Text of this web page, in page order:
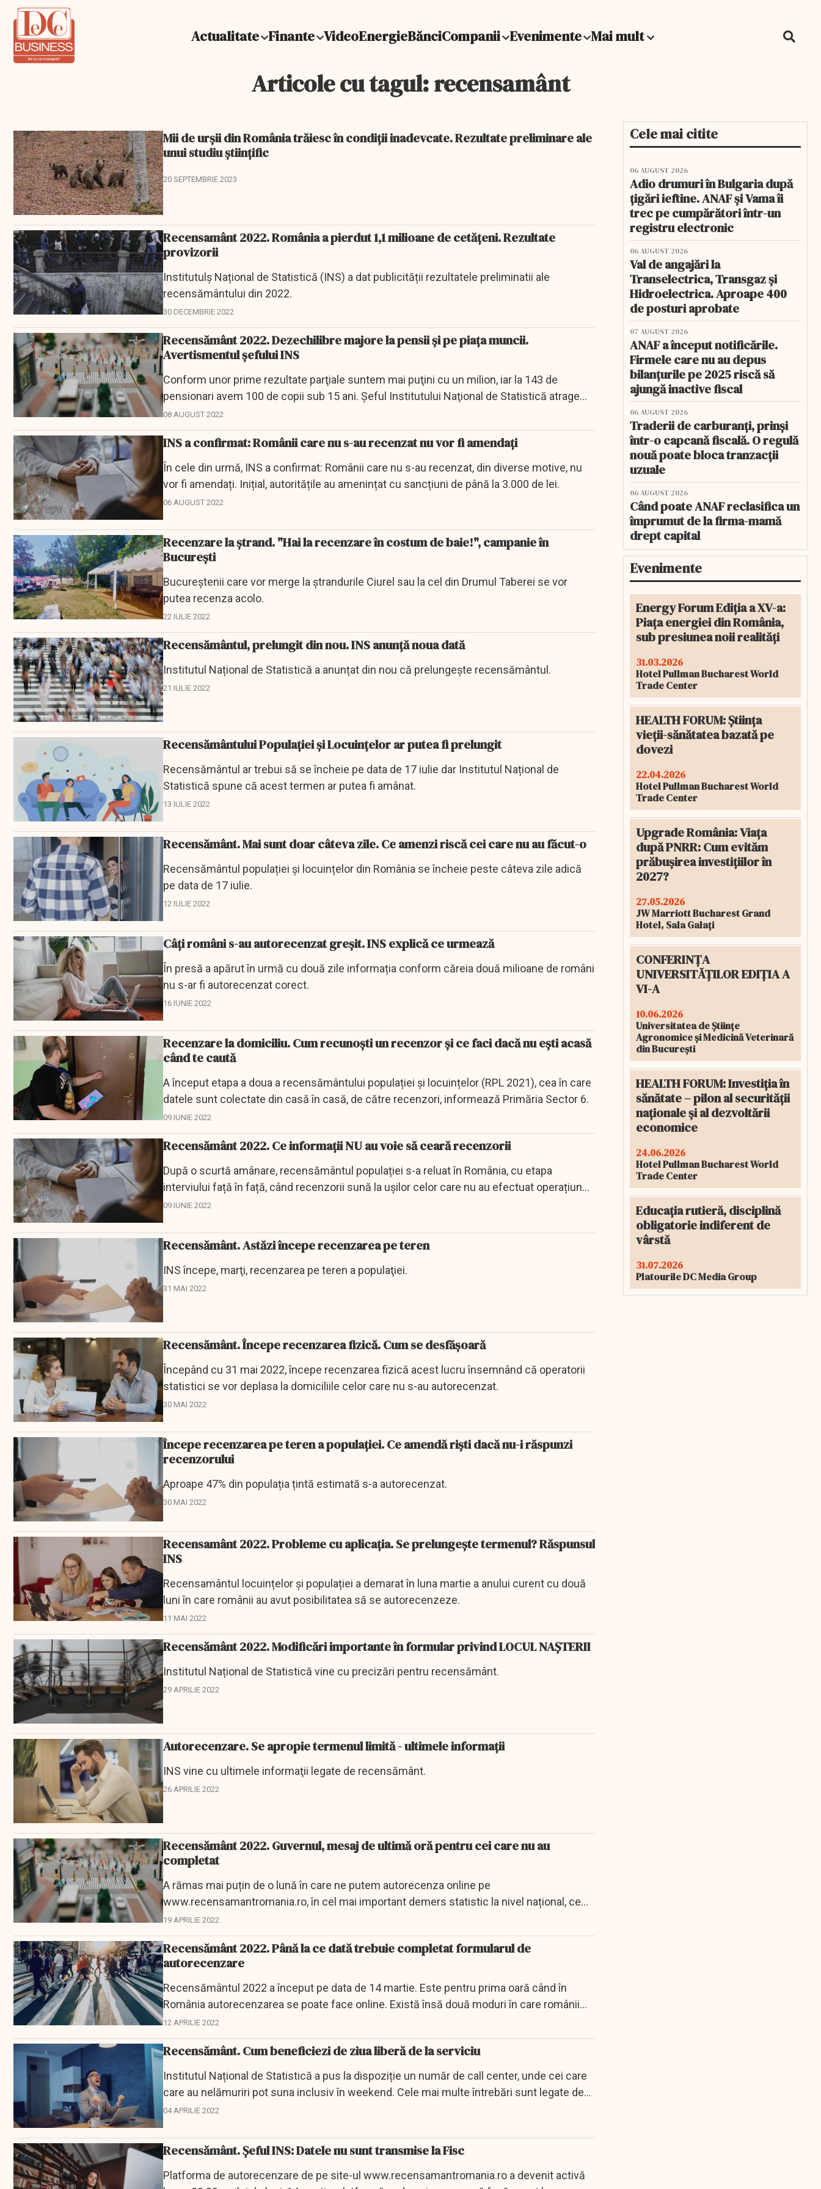
Actualitate Finante VideoEnergieBănciCompanii Evenimente Mai mult
Articole cu tagul: recensamânt
Mii de urșii din România trăiesc în condiții inadevcate. Rezultate preliminare ale
unui studiu științific
20 SEPTEMBRIE 2023
Recensamânt 2022. România a pierdut 1,1 milioane de cetățeni. Rezultate
provizorii
Institutulș Național de Statistică (INS) a dat publicității rezultatele preliminatii ale
recensământului din 2022.
30 DECEMBRIE 2022
Recensământ 2022. Dezechilibre majore la pensii şi pe piaţa muncii.
Avertismentul şefului INS
Conform unor prime rezultate parţiale suntem mai puţini cu un milion, iar la 143 de
pensionari avem 100 de copii sub 15 ani. Şeful Institutului Naţional de Statistică atrage
atenţia că vom...
08 AUGUST 2022
INS a confirmat: Românii care nu s-au recenzat nu vor fi amendați
În cele din urmă, INS a confirmat: Românii care nu s-au recenzat, din diverse motive, nu
vor fi amendați. Inițial, autoritățile au amenințat cu sancțiuni de până la 3.000 de lei.
06 AUGUST 2022
Recenzare la ştrand. "Hai la recenzare în costum de baie!", campanie în
Bucureşti
Bucureştenii care vor merge la ştrandurile Ciurel sau la cel din Drumul Taberei se vor
putea recenza acolo.
22 IULIE 2022
Recensământul, prelungit din nou. INS anunță noua dată
Institutul Național de Statistică a anunțat din nou că prelungește recensământul.
21 IULIE 2022
Recensământului Populaţiei şi Locuinţelor ar putea fi prelungit
Recensământul ar trebui să se încheie pe data de 17 iulie dar Institutul Național de
Statistică spune că acest termen ar putea fi amânat.
13 IULIE 2022
Recensământ. Mai sunt doar câteva zile. Ce amenzi riscă cei care nu au făcut-o
Recensământul populației și locuințelor din România se încheie peste câteva zile adică
pe data de 17 iulie.
12 IULIE 2022
Câți români s-au autorecenzat greșit. INS explică ce urmează
În presă a apărut în urmă cu două zile informația conform căreia două milioane de români
nu s-ar fi autorecenzat corect.
16 IUNIE 2022
Recenzare la domiciliu. Cum recunoşti un recenzor şi ce faci dacă nu eşti acasă
când te caută
A început etapa a doua a recensământului populației și locuințelor (RPL 2021), cea în care
datele sunt colectate din casă în casă, de către recenzori, informează Primăria Sector 6.
09 IUNIE 2022
Recensământ 2022. Ce informații NU au voie să ceară recenzorii
După o scurtă amânare, recensământul populației s-a reluat în România, cu etapa
interviului față în față, când recenzorii sună la ușilor celor care nu au efectuat operațiunea
online.
09 IUNIE 2022
Recensământ. Astăzi începe recenzarea pe teren
INS începe, marţi, recenzarea pe teren a populaţiei.
31 MAI 2022
Recensământ. Începe recenzarea fizică. Cum se desfășoară
Începând cu 31 mai 2022, începe recenzarea fizică acest lucru însemnând că operatorii
statistici se vor deplasa la domiciliile celor care nu s-au autorecenzat.
30 MAI 2022
Începe recenzarea pe teren a populației. Ce amendă rişti dacă nu-i răspunzi
recenzorului
Aproape 47% din populația țintă estimată s-a autorecenzat.
30 MAI 2022
Recensamânt 2022. Probleme cu aplicația. Se prelungește termenul? Răspunsul
INS
Recensamântul locuințelor și populației a demarat în luna martie a anului curent cu două
luni în care românii au avut posibilitatea să se autorecenzeze.
11 MAI 2022
Recensământ 2022. Modificări importante în formular privind LOCUL NAȘTERII
Institutul Național de Statistică vine cu precizări pentru recensământ.
29 APRILIE 2022
Autorecenzare. Se apropie termenul limită - ultimele informaţii
INS vine cu ultimele informaţii legate de recensământ.
26 APRILIE 2022
Recensământ 2022. Guvernul, mesaj de ultimă oră pentru cei care nu au
completat
A rămas mai puțin de o lună în care ne putem autorecenza online pe
www.recensamantromania.ro, în cel mai important demers statistic la nivel național, ce
are loc o dată la fiecare zece ani.
19 APRILIE 2022
Recensământ 2022. Până la ce dată trebuie completat formularul de
autorecenzare
Recensământul 2022 a început pe data de 14 martie. Este pentru prima oară când în
România autorecenzarea se poate face online. Există însă două moduri în care românii
pot completa...
12 APRILIE 2022
Recensământ. Cum beneficiezi de ziua liberă de la serviciu
Institutul Național de Statistică a pus la dispoziție un număr de call center, unde cei care
care au nelămuriri pot suna inclusiv în weekend. Cele mai multe întrebări sunt legate de
ziua...
04 APRILIE 2022
Recensământ. Șeful INS: Datele nu sunt transmise la Fisc
Platforma de autorecenzare de pe site-ul www.recensamantromania.ro a devenit activă
Cele mai citite
06 AUGUST 2026
Adio drumuri în Bulgaria după
țigări ieftine. ANAF și Vama îi
trec pe cumpărători într-un
registru electronic
06 AUGUST 2026
Val de angajări la
Transelectrica, Transgaz și
Hidroelectrica. Aproape 400
de posturi aprobate
07 AUGUST 2026
ANAF a început notificările.
Firmele care nu au depus
bilanțurile pe 2025 riscă să
ajungă inactive fiscal
06 AUGUST 2026
Traderii de carburanți, prinși
într-o capcană fiscală. O regulă
nouă poate bloca tranzacții
uzuale
06 AUGUST 2026
Când poate ANAF reclasifica un
împrumut de la firma-mamă
drept capital
Evenimente
Energy Forum Ediția a XV-a:
Piața energiei din România,
sub presiunea noii realități
31.03.2026
Hotel Pullman Bucharest World
Trade Center
HEALTH FORUM: Știința
vieții-sănătatea bazată pe
dovezi
22.04.2026
Hotel Pullman Bucharest World
Trade Center
Upgrade România: Viața
după PNRR: Cum evităm
prăbușirea investițiilor în
2027?
27.05.2026
JW Marriott Bucharest Grand
Hotel, Sala Galați
CONFERINȚA
UNIVERSITĂȚILOR EDIȚIA A
VI-A
10.06.2026
Universitatea de Științe
Agronomice și Medicină Veterinară
din București
HEALTH FORUM: Investiția în
sănătate – pilon al securității
naționale și al dezvoltării
economice
24.06.2026
Hotel Pullman Bucharest World
Trade Center
Educația rutieră, disciplină
obligatorie indiferent de
vârstă
31.07.2026
Platourile DC Media Group